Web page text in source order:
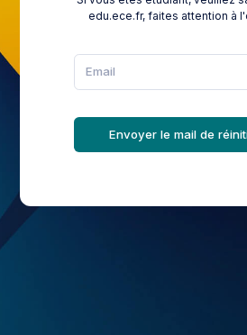
edu.ece.fr, faites attention à
Envoyer le mail de